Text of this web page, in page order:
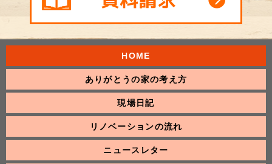
HOME
ありがとうの家の考え方
現場日記
リノベーションの流れ
ニュースレター